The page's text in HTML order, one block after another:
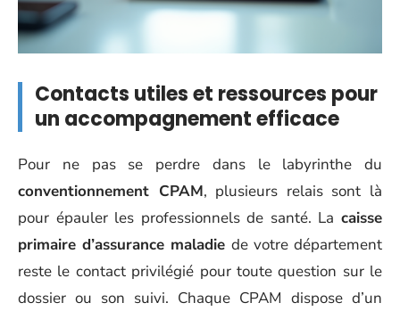
Contacts utiles et ressources pour
un accompagnement efficace
Pour ne pas se perdre dans le labyrinthe du
conventionnement CPAM, plusieurs relais sont là
pour épauler les professionnels de santé. La caisse
primaire d’assurance maladie de votre département
reste le contact privilégié pour toute question sur le
dossier ou son suivi. Chaque CPAM dispose d’un